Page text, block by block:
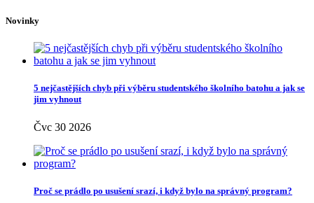
Novinky
5 nejčastějších chyb při výběru studentského školního batohu a jak se
jim vyhnout
Čvc 30 2026
Proč se prádlo po usušení srazí, i když bylo na správný program?